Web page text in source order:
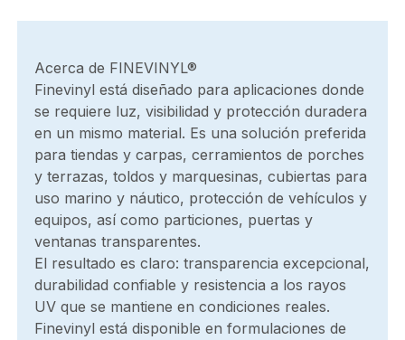
Acerca de FINEVINYL®
Finevinyl está diseñado para aplicaciones donde
se requiere luz, visibilidad y protección duradera
en un mismo material. Es una solución preferida
para tiendas y carpas, cerramientos de porches
y terrazas, toldos y marquesinas, cubiertas para
uso marino y náutico, protección de vehículos y
equipos, así como particiones, puertas y
ventanas transparentes.
El resultado es claro: transparencia excepcional,
durabilidad confiable y resistencia a los rayos
UV que se mantiene en condiciones reales.
Finevinyl está disponible en formulaciones de